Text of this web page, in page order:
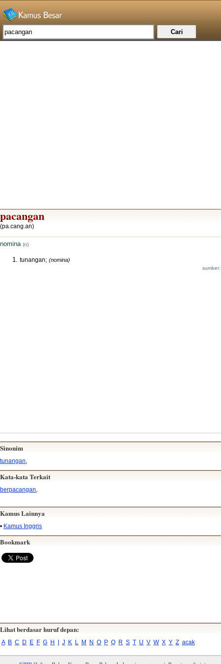
pacangan
(pa.cang.an)
nomina (n)
tunangan; (nomina)
Sinonim
tunangan
Kata-kata Terkait
berpacangan,
Kamus Lainnya
• Kamus Inggris
Bookmark
Lihat berdasar huruf depan:
A B C D E F G H I J K L M N O P Q R S T U V W X Y Z acak